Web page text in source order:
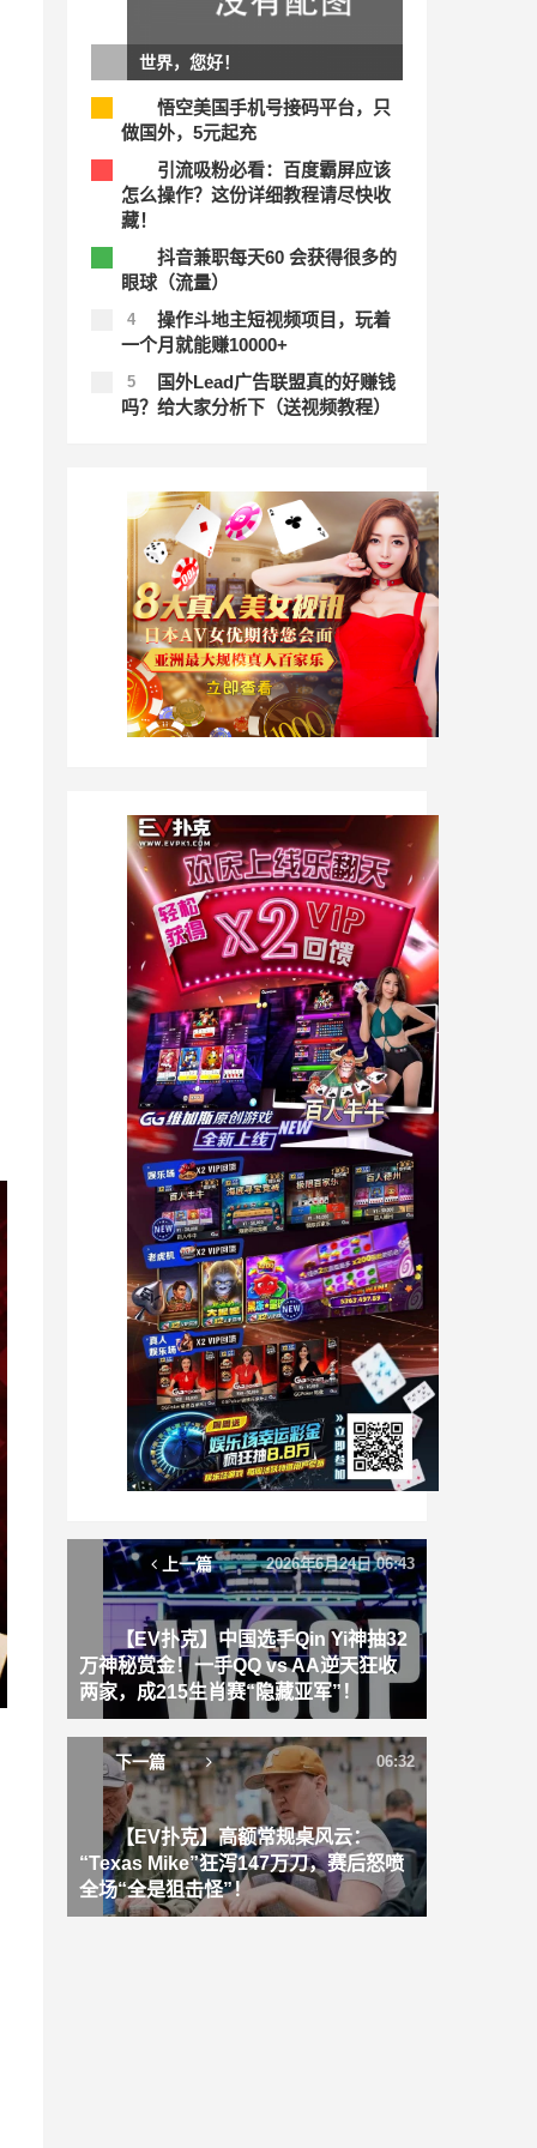
世界，您好！
悟空美国手机号接码平台，只
做国外，5元起充
引流吸粉必看：百度霸屏应该
怎么操作？这份详细教程请尽快收
藏！
抖音兼职每天60 会获得很多的
眼球（流量）
4
操作斗地主短视频项目，玩着
一个月就能赚10000+
5
国外Lead广告联盟真的好赚钱
吗？给大家分析下（送视频教程）
上一篇
【EV扑克】中国选手Qin Yi神抽32
万神秘赏金！一手QQ vs AA逆天狂收
两家，成215生肖赛“隐藏亚军”！
2026年6月24日 06:43
下一篇
【EV扑克】高额常规桌风云：
“Texas Mike”狂泻147万刀，赛后怒喷
全场“全是狙击怪”！
06:32